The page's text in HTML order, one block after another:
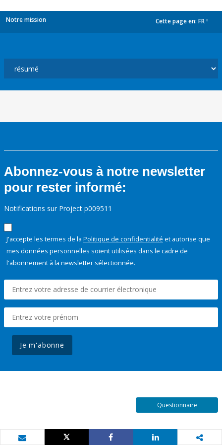
Notre mission Cette page en: FR
Abonnez-vous à notre newsletter
pour rester informé:
Notifications sur Project p009511
J'accepte les termes de la Politique de confidentialité et autorise que
mes données personnelles soient utilisées dans le cadre de
l'abonnement à la newsletter sélectionnée.
Je m'abonne
Questionnaire